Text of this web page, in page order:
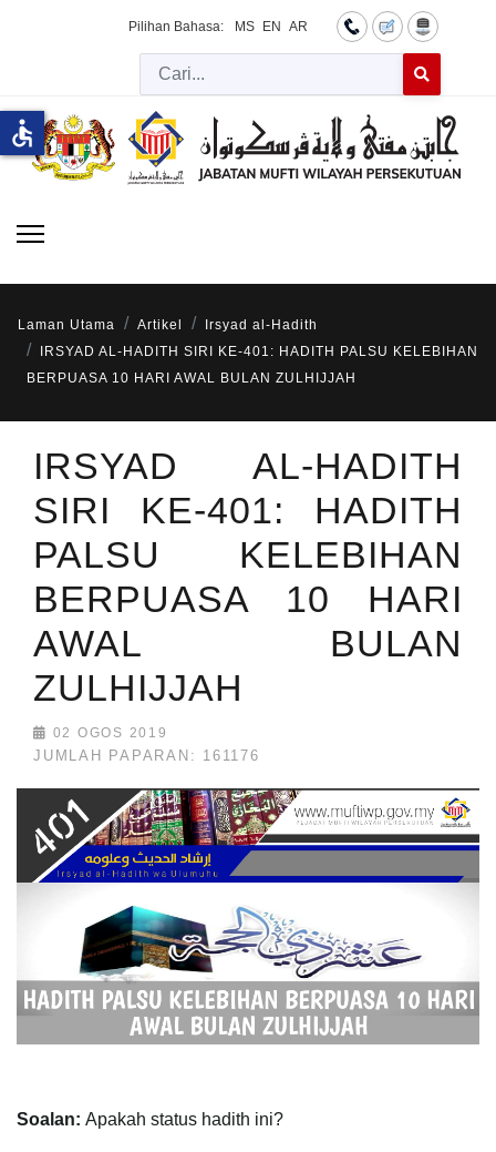
Pilihan Bahasa: MS EN AR
Cari
Laman Utama Artikel
Irsyad al-Hadith
IRSYAD AL-HADITH SIRI KE-401: HADITH PALSU KELEBIHAN
BERPUASA 10 HARI AWAL BULAN ZULHIJJAH
IRSYAD AL-HADITH
SIRI KE-401: HADITH
PALSU KELEBIHAN
BERPUASA 10 HARI
AWAL BULAN
ZULHIJJAH
02 OGOS 2019
JUMLAH PAPARAN: 161176
Soalan: Apakah status hadith ini?
accessible